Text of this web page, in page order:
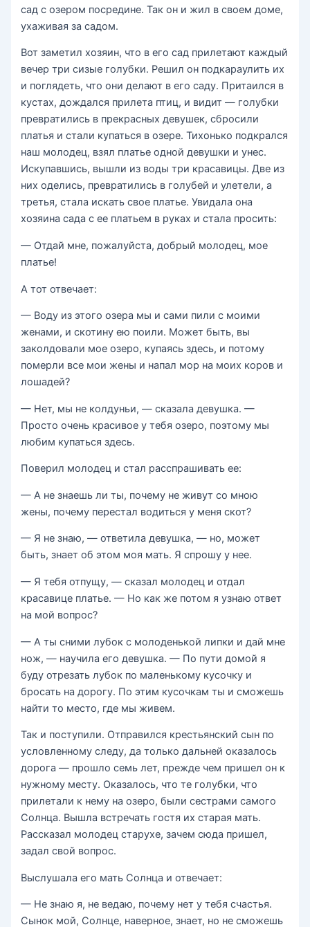
сад с озером посредине. Так он и жил в своем доме,
ухаживая за садом.
Вот заметил хозяин, что в его сад прилетают каждый
вечер три сизые голубки. Решил он подкараулить их
и поглядеть, что они делают в его саду. Притаился в
кустах, дождался прилета птиц, и видит — голубки
превратились в прекрасных девушек, сбросили
платья и стали купаться в озере. Тихонько подкрался
наш молодец, взял платье одной девушки и унес.
Искупавшись, вышли из воды три красавицы. Две из
них оделись, превратились в голубей и улетели, а
третья, стала искать свое платье. Увидала она
хозяина сада с ее платьем в руках и стала просить:
— Отдай мне, пожалуйста, добрый молодец, мое
платье!
А тот отвечает:
— Воду из этого озера мы и сами пили с моими
женами, и скотину ею поили. Может быть, вы
заколдовали мое озеро, купаясь здесь, и потому
померли все мои жены и напал мор на моих коров и
лошадей?
— Нет, мы не колдуньи, — сказала девушка. —
Просто очень красивое у тебя озеро, поэтому мы
любим купаться здесь.
Поверил молодец и стал расспрашивать ее:
— А не знаешь ли ты, почему не живут со мною
жены, почему перестал водиться у меня скот?
— Я не знаю, — ответила девушка, — но, может
быть, знает об этом моя мать. Я спрошу у нее.
— Я тебя отпущу, — сказал молодец и отдал
красавице платье. — Но как же потом я узнаю ответ
на мой вопрос?
— А ты сними лубок с молоденькой липки и дай мне
нож, — научила его девушка. — По пути домой я
буду отрезать лубок по маленькому кусочку и
бросать на дорогу. По этим кусочкам ты и сможешь
найти то место, где мы живем.
Так и поступили. Отправился крестьянский сын по
условленному следу, да только дальней оказалось
дорога — прошло семь лет, прежде чем пришел он к
нужному месту. Оказалось, что те голубки, что
прилетали к нему на озеро, были сестрами самого
Солнца. Вышла встречать гостя их старая мать.
Рассказал молодец старухе, зачем сюда пришел,
задал свой вопрос.
Выслушала его мать Солнца и отвечает:
— Не знаю я, не ведаю, почему нет у тебя счастья.
Сынок мой, Солнце, наверное, знает, но не сможешь